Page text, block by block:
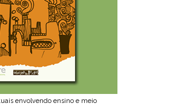
envolvendo ensino e meio